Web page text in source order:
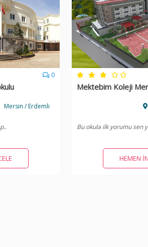
0
Mersin / Erdemli
Mektebim Koleji
Bu okula ilk yorumu sen
HEMEN